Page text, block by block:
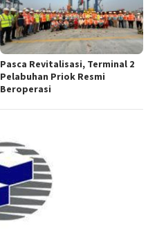
Pasca Revitalisasi, Terminal 2
Pelabuhan Priok Resmi
Beroperasi